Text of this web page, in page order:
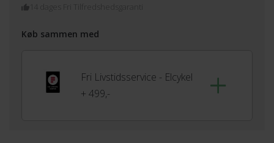
14 dages Fri Tilfredshedsgaranti
Køb sammen med
Fri Livstidsservice - Elcykel
+ 499,-